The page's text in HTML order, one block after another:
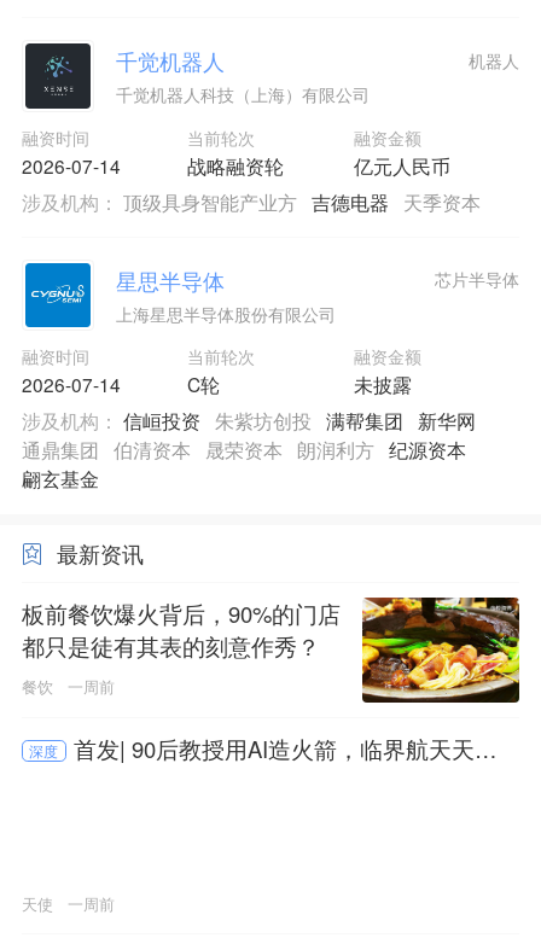
千觉机器人
千觉机器人科技（上海）有限公司
融资时间
2026-07-14
当前轮次
战略融资轮
融资金额
亿元人民币
机器人
涉及机构： 顶级具身智能产业方 吉德电器 天季资本
星思半导体
上海星思半导体股份有限公司
融资时间
2026-07-14
当前轮次
C轮
融资金额
未披露
芯片半导体
涉及机构： 信峘投资 朱紫坊创投 满帮集团
新华网
通鼎集团
伯清资本 晟荣资本 朗润利方 纪源资本
翩玄基金
最新资讯
板前餐饮爆火背后，90%的门店
都只是徒有其表的刻意作秀？
餐饮 一周前
深度
首发| 90后教授用AI造火箭，临界航天天使
天使 一周前